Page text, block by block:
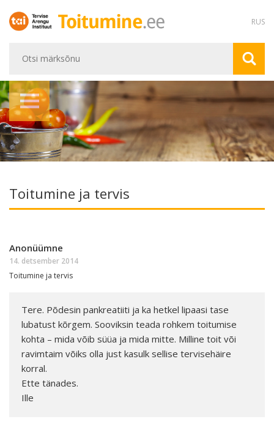
RUS
Toitumine ja tervis
Anonüümne
14. detsember 2014
Toitumine ja tervis
Tere. Põdesin pankreatiiti ja ka hetkel lipaasi tase
lubatust kõrgem. Sooviksin teada rohkem toitumise
kohta – mida võib süüa ja mida mitte. Milline toit või
ravimtaim võiks olla just kasulk sellise tervisehäire
korral.
Ette tänades.
Ille